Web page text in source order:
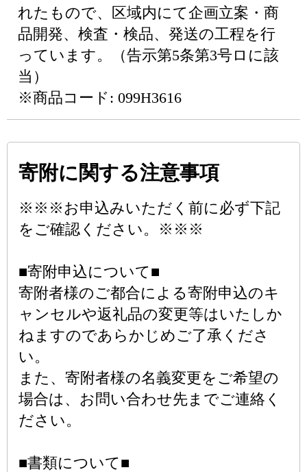
れたもので、区域内にて企画立案・商
品開発、検査・検品、発送の工程を行
っています。（告示第5条第3号ロに該
当）
※商品コード: 099H3616
寄附に関する注意事項
※※※お申込みいただく前に必ず下記
をご確認ください。※※※
■寄附申込について■
寄附者様のご都合による寄附申込のキ
ャンセルや返礼品の変更等はいたしか
ねますのであらかじめご了承くださ
い。
また、寄附者様の名義変更をご希望の
場合は、お問い合わせ先までご連絡く
ださい。
■書類について■